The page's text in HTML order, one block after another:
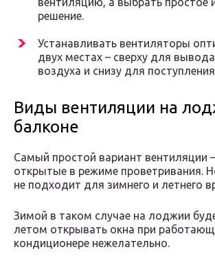
решение.
Устанавливать вентиляторы
двух местах – сверху для
воздуха и снизу для
Виды вентиляции на
балконе
Самый простой вариант вентиляции
открытые в режиме проветривания.
не подходит для зимнего и летнего
Зимой в таком случае на лоджии
летом открывать окна при
кондиционере нежелательно.